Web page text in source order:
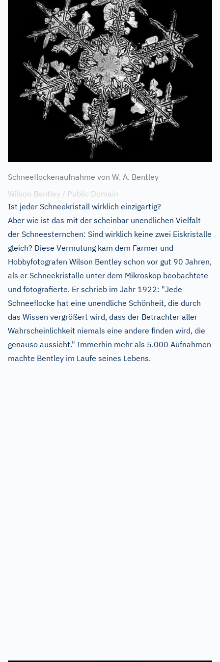
Schneeflockenaufnahme von W. A. Bentley
Wilson Bentley / Public Domain
Ist jeder Schneekristall wirklich einzigartig?
Aber wie ist das mit der scheinbar unendlichen Vielfalt
der Schneesternchen: Sind wirklich keine zwei Eiskristalle
gleich? Diese Vermutung kam dem Farmer und
Hobbyfotografen Wilson Bentley schon vor gut 90 Jahren,
als er Schneekristalle unter dem Mikroskop beobachtete
und fotografierte. Er schrieb im Jahr 1922: "Jede
Schneeflocke hat eine unendliche Schönheit, die durch
das Wissen vergrößert wird, dass der Betrachter aller
Wahrscheinlichkeit niemals eine andere finden wird, die
genauso aussieht." Immerhin mehr als 5.000 Aufnahmen
machte Bentley im Laufe seines Lebens.